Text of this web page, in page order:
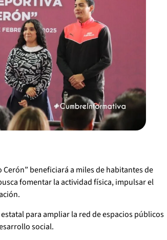
beneficiará a miles de habitantes de
fomentar la actividad física, impulsar el
para ampliar la red de espacios públicos
social.